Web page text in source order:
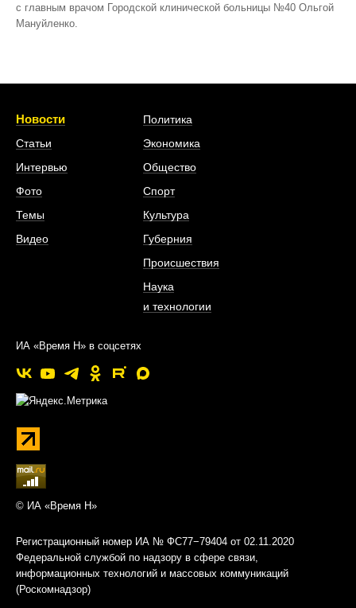
с главным врачом Городской клинической больницы №40 Ольгой
Мануйленко.
Новости
Статьи
Интервью
Фото
Темы
Видео
Политика
Экономика
Общество
Спорт
Культура
Губерния
Происшествия
Наука
и технологии
ИА «Время Н» в соцсетях
© ИА «Время Н»
Регистрационный номер ИА № ФС77−79404 от 02.11.2020
Федеральной службой по надзору в сфере связи,
информационных технологий и массовых коммуникаций
(Роскомнадзор)